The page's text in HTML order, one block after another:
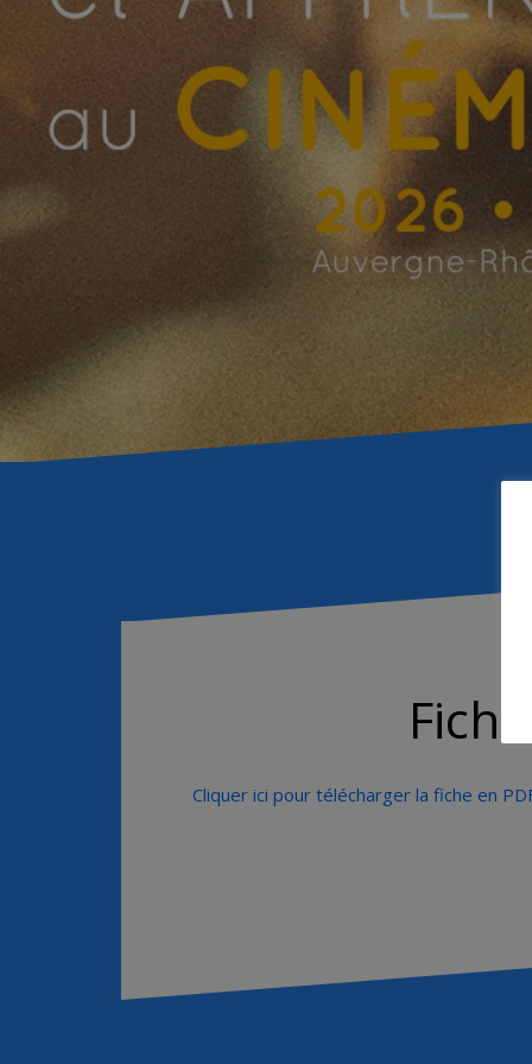
Cliquer ici pour télécharger la fiche en